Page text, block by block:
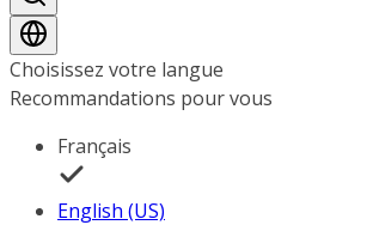
Choisissez votre langue
Recommandations pour vous
Français
English (US)